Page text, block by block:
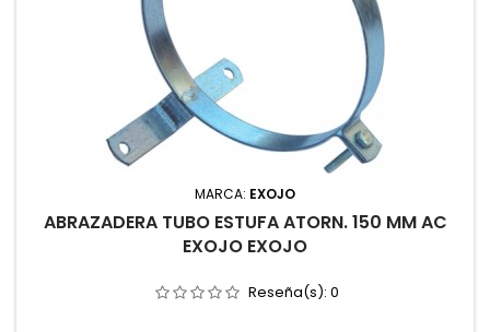
MARCA: EXOJO
ABRAZADERA TUBO ESTUFA ATORN. 150 MM AC
EXOJO EXOJO
Reseña(s): 0